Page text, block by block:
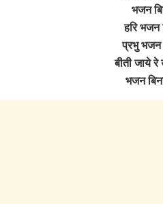
भजन
हरि भजन
प्रभु भजन
बीती जाये रे
भजन